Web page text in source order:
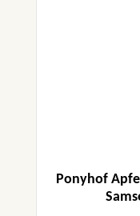
Ponyhof